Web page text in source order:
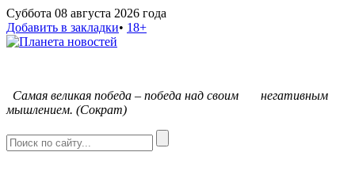
Суббота 08 августа 2026 года
Добавить в закладки• 18+
Самая великая победа – победа над своим негативным
мышлением. (Сократ)